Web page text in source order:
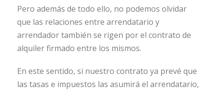
Pero además de todo ello, no podemos olvidar
que las relaciones entre arrendatario y
arrendador también se rigen por el contrato de
alquiler firmado entre los mismos.
En este sentido, si nuestro contrato ya prevé que
las tasas e impuestos las asumirá el arrendatario,